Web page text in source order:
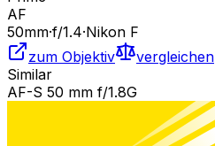
AF
50mm·f/1.4·Nikon F
zum Objektiv
vergleichen
Similar
AF-S 50 mm f/1.8G